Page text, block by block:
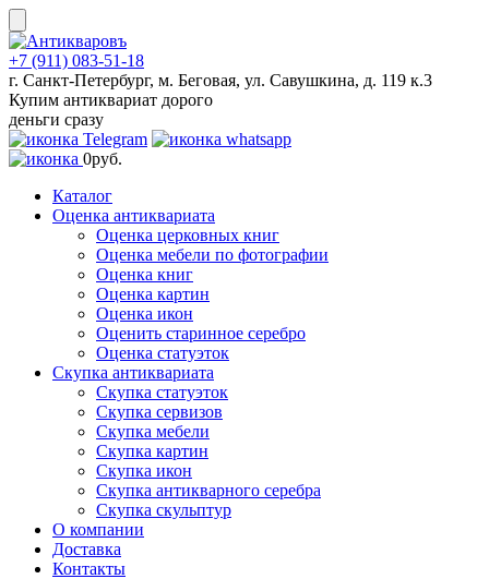
Skip
to
content
+7 (911) 083-51-18
г. Санкт-Петербург, м. Беговая, ул. Савушкина, д. 119 к.3
Купим антиквариат дорого
деньги сразу
0руб.
Каталог
Оценка антиквариата
Оценка церковных книг
Оценка мебели по фотографии
Оценка книг
Оценка картин
Оценка икон
Оценить старинное серебро
Оценка статуэток
Скупка антиквариата
Скупка статуэток
Скупка сервизов
Скупка мебели
Скупка картин
Скупка икон
Скупка антикварного серебра
Скупка скульптур
О компании
Доставка
Контакты